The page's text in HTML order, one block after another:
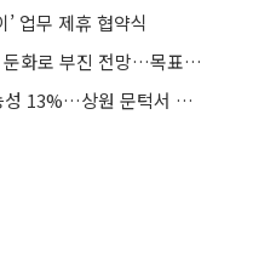
업무 제휴 협약식
삼성전자, 하반기 스마트폰 실적 둔화로 부진 전망…목표가↓ - NH투자증권
美 클래리티 법안 연내 통과 가능성 13%…상원 문턱서 제동